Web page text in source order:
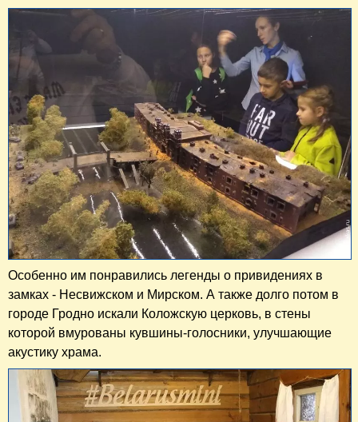
Особенно им понравились легенды о привидениях в
замках - Несвижском и Мирском. А также долго потом в
городе Гродно искали Коложскую церковь, в стены
которой вмурованы кувшины-голосники, улучшающие
акустику храма.